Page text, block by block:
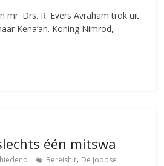
mr. Drs. R. Evers Avraham trok uit
Kena’an. Koning Nimrod,
één mitswa
Bereishit, De Joodse